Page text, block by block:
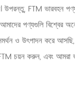
FTM ভারবহন
পণ্যগুলি বিশ্বের
ও উৎপাদন করে
চয়ন করুন, এবং আমরা